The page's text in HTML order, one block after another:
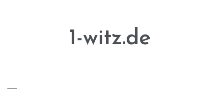
1-witz.de